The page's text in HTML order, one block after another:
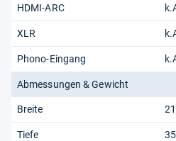
HDMI-ARC
XLR
Phono-Eingang
Abmessungen & Gewicht
Breite
Tiefe